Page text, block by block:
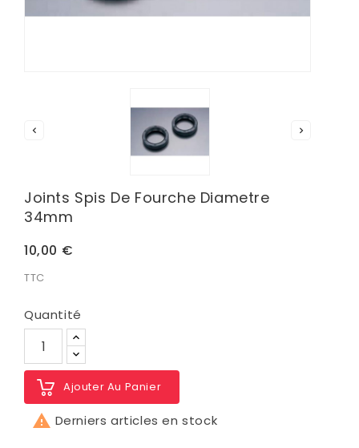
 
Joints Spis De Fourche Diametre
34mm
10,00 €
TTC
Quantité
Ajouter Au Panier
 Derniers articles en stock